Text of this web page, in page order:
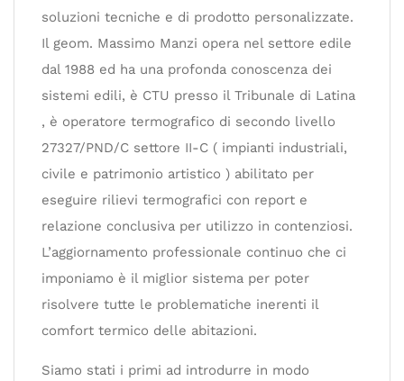
soluzioni tecniche e di prodotto personalizzate.
Il geom. Massimo Manzi opera nel settore edile
dal 1988 ed ha una profonda conoscenza dei
sistemi edili, è CTU presso il Tribunale di Latina
, è operatore termografico di secondo livello
27327/PND/C settore II-C ( impianti industriali,
civile e patrimonio artistico ) abilitato per
eseguire rilievi termografici con report e
relazione conclusiva per utilizzo in contenziosi.
L’aggiornamento professionale continuo che ci
imponiamo è il miglior sistema per poter
risolvere tutte le problematiche inerenti il
comfort termico delle abitazioni.
Siamo stati i primi ad introdurre in modo